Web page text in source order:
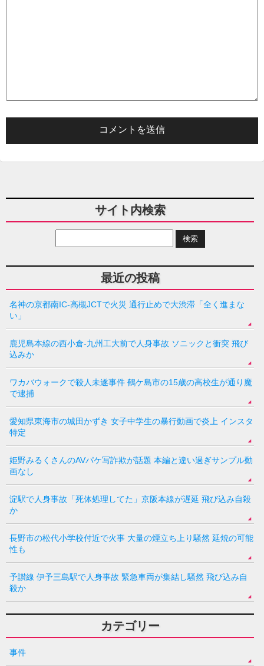
サイト内検索
最近の投稿
名神の京都南IC-高槻JCTで火災 通行止めで大渋滞「全く進まな
い」
鹿児島本線の西小倉-九州工大前で人身事故 ソニックと衝突 飛び
込みか
ワカバウォークで殺人未遂事件 鶴ケ島市の15歳の高校生が通り魔
で逮捕
愛知県東海市の城田かずき 女子中学生の暴行動画で炎上 インスタ
特定
姫野みるくさんのAVパケ写詐欺が話題 本編と違い過ぎサンプル動
画なし
淀駅で人身事故「死体処理してた」京阪本線が遅延 飛び込み自殺
か
長野市の松代小学校付近で火事 大量の煙立ち上り騒然 延焼の可能
性も
予讃線 伊予三島駅で人身事故 緊急車両が集結し騒然 飛び込み自
殺か
カテゴリー
事件